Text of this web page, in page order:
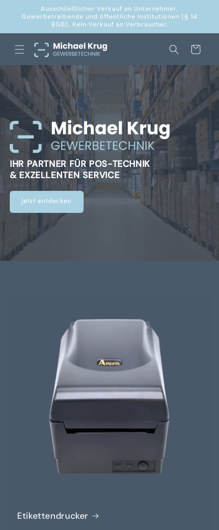
Inhalt
Ausschließlicher Verkauf an Unternehmer,
Gewerbetreibende und öffentliche Institutionen (§ 14
BGB). Kein Verkauf an Verbraucher.
Warenkorb
IHR PARTNER FÜR POS-TECHNIK
& EXZELLENTEN SERVICE
Jetzt entdecken
Etikettendrucker